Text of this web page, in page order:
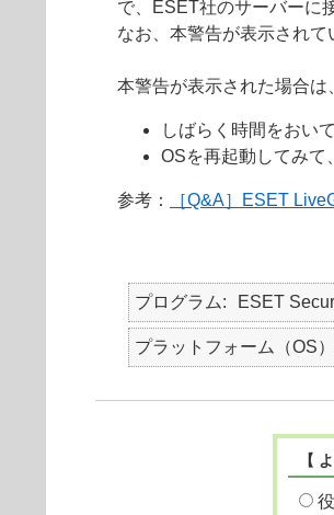
で、ESET社のサーバーに
なお、本警告が表示され
本警告が表示された場合は
しばらく時間をおい
OSを再起動してみて
参考： ［Q&A］ESET
プログラム ESET
プラットフォーム（OS）
【